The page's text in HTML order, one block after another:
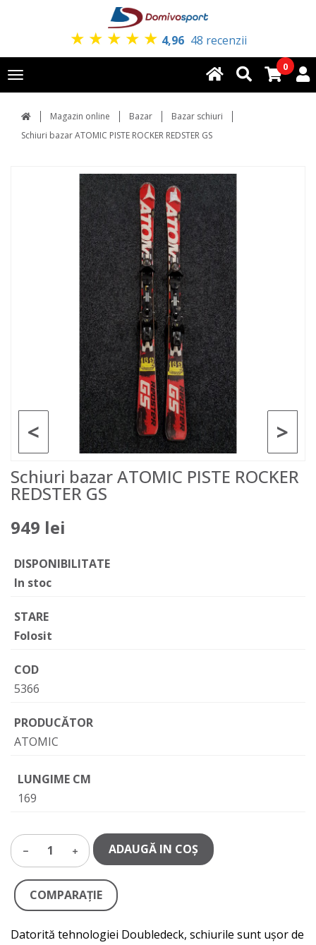
★ ★ ★ ★ ★ 4,96 48 recenzii
Toggle
navigation
0
Magazin online Bazar
Bazar schiuri
Schiuri bazar ATOMIC PISTE ROCKER REDSTER GS
>
<
Schiuri bazar ATOMIC PISTE ROCKER
REDSTER GS
949 lei
DISPONIBILITATE
In stoc
STARE
Folosit
COD
5366
PRODUCĂTOR
ATOMIC
LUNGIME CM
169
1 ADAUGĂ IN COŞ
COMPARAŢIE
Datorită tehnologiei Doubledeck, schiurile sunt ușor de